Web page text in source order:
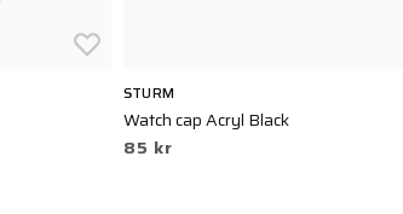
STURM
Watch cap Acryl Black
85 kr